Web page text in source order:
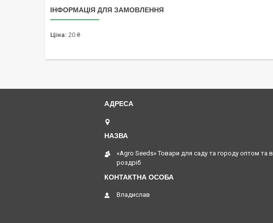
ІНФОРМАЦІЯ ДЛЯ ЗАМОВЛЕННЯ
Ціна: 20 ₴
«Agro Seeds» Товари для саду та городу оптом та в
роздріб
Владислав